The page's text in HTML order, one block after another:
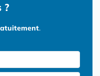
?
.